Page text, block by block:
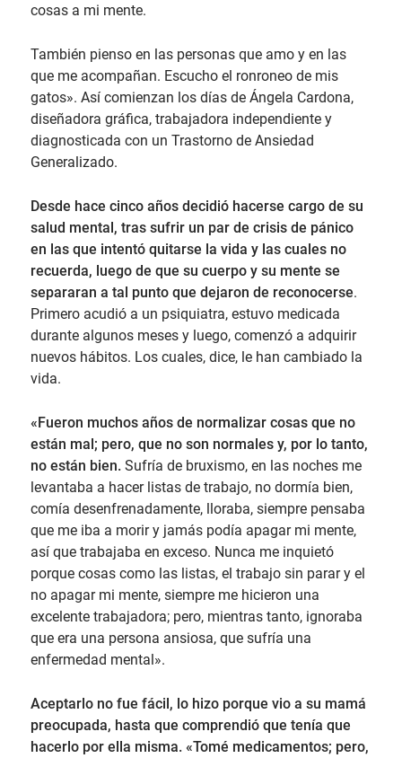
cosas a mi mente.
También pienso en las personas que amo y en las
que me acompañan. Escucho el ronroneo de mis
gatos». Así comienzan los días de Ángela Cardona,
diseñadora gráfica, trabajadora independiente y
diagnosticada con un Trastorno de Ansiedad
Generalizado.
Desde hace cinco años decidió hacerse cargo de su
salud mental, tras sufrir un par de crisis de pánico
en las que intentó quitarse la vida y las cuales no
recuerda, luego de que su cuerpo y su mente se
separaran a tal punto que dejaron de reconocerse.
Primero acudió a un psiquiatra, estuvo medicada
durante algunos meses y luego, comenzó a adquirir
nuevos hábitos. Los cuales, dice, le han cambiado la
vida.
«Fueron muchos años de normalizar cosas que no
están mal; pero, que no son normales y, por lo tanto,
no están bien.Sufría de bruxismo, en las noches me
levantaba a hacer listas de trabajo, no dormía bien,
comía desenfrenadamente, lloraba, siempre pensaba
que me iba a morir y jamás podía apagar mi mente,
así que trabajaba en exceso. Nunca me inquietó
porque cosas como las listas, el trabajo sin parar y el
no apagar mi mente, siempre me hicieron una
excelente trabajadora; pero, mientras tanto, ignoraba
que era una persona ansiosa, que sufría una
enfermedad mental».
Aceptarlo no fue fácil, lo hizo porque vio a su mamá
preocupada, hasta que comprendió que tenía que
hacerlo por ella misma. «Tomé medicamentos; pero,